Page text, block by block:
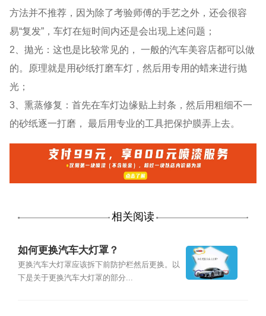
方法并不推荐，因为除了考验师傅的手艺之外，还会很容
易“复发”，车灯在短时间内还是会出现上述问题；
2、拋光：这也是比较常见的， 一般的汽车美容店都可以做
的。原理就是用砂纸打磨车灯，然后用专用的蜡来进行抛
光；
3、熏蒸修复：首先在车灯边缘贴上封条，然后用粗细不一
的砂纸逐一打磨， 最后用专业的工具把保护膜弄上去。
相关阅读
如何更换汽车大灯罩？
更换汽车大灯罩应该拆下前防护栏然后更换。以
下是关于更换汽车大灯罩的部分...